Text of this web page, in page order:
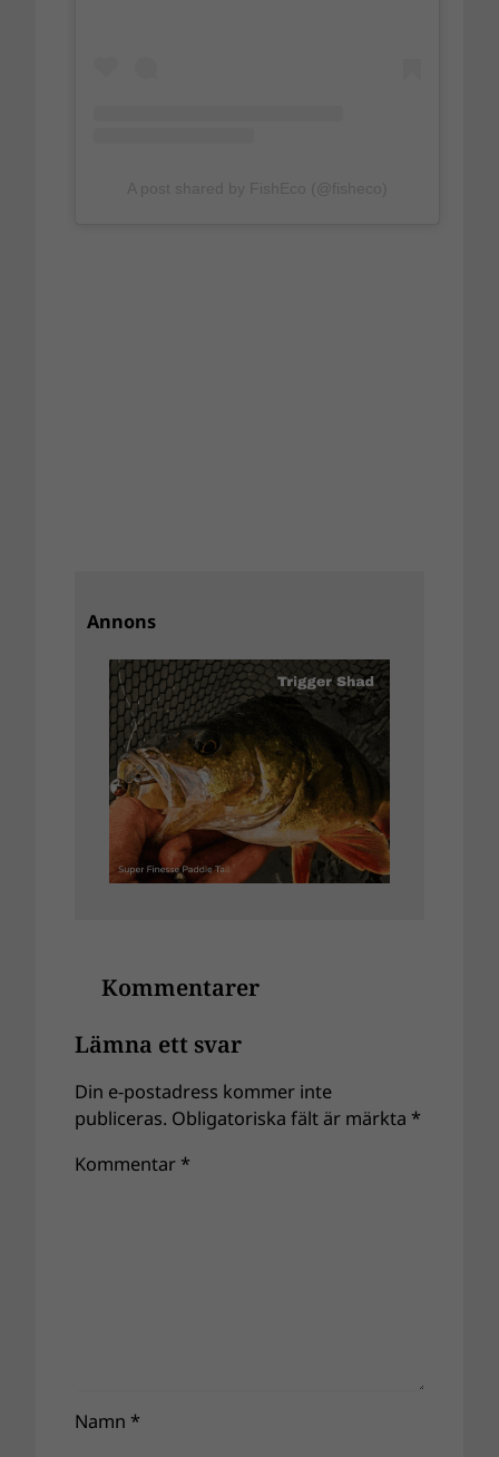
Annons
Kommentarer
Lämna ett svar
Din e-postadress kommer inte
publiceras. Obligatoriska fält är märkta *
Kommentar *
Namn *